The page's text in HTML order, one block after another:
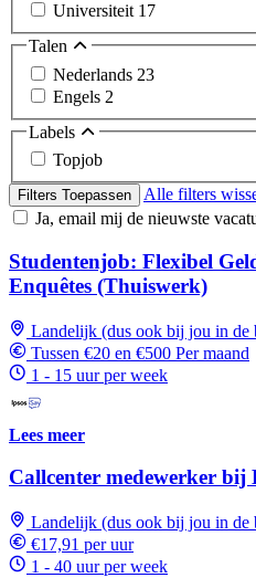
Universiteit 17
Talen
Nederlands 23
Engels 2
Labels
Topjob
Filters Toepassen
Alle filters
Ja, email mij de nieuwste
Studentenjob: Flexibel
Enquêtes (Thuiswerk)
Landelijk (dus ook bij jou in de
Tussen €20 en €500 Per maand
1 - 15 uur per week
Lees meer
Callcenter medewerker
Landelijk (dus ook bij jou in de
€17,91 per uur
1 - 40 uur per week